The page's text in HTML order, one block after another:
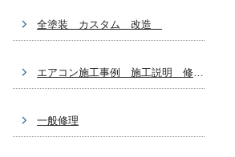
全塗装 カスタム 改造
エアコン施工事例 施工説明 修理関係
一般修理